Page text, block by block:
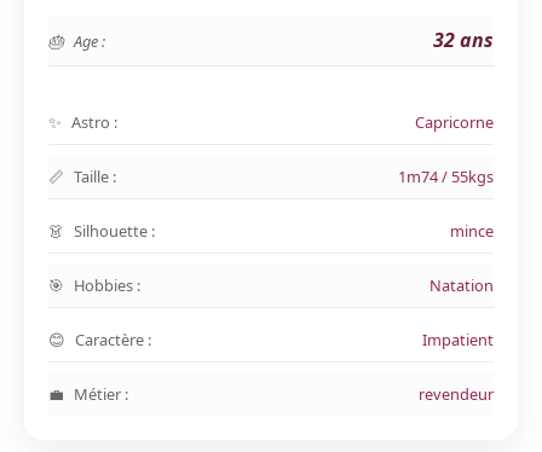
Age : 32 ans
Astro : Capricorne
Taille : 1m74 / 55kgs
Silhouette : mince
Hobbies : Natation
Caractère : Impatient
Métier : revendeur